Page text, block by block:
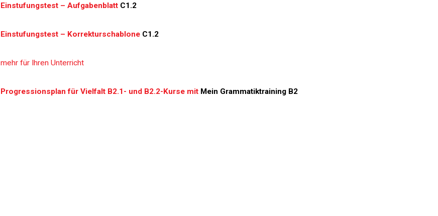
Einstufungstest – Aufgabenblatt C1.2
Einstufungstest – Korrekturschablone C1.2
mehr für Ihren Unterricht
Progressionsplan für Vielfalt B2.1- und B2.2-Kurse mit Mein Grammatiktraining B2